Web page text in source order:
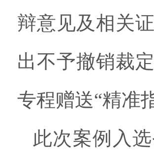
辩意见及相关
出不予撤销裁
专程赠送“精准
此次案例入